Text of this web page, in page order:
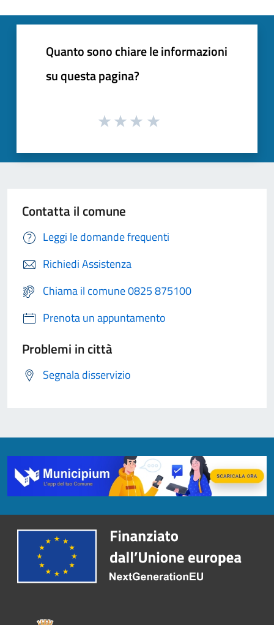
Quanto sono chiare le informazioni
su questa pagina?
Contatta il comune
Leggi le domande frequenti
Richiedi Assistenza
Chiama il comune 0825 875100
Prenota un appuntamento
Problemi in città
Segnala disservizio